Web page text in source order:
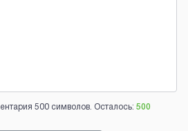
500 символов. Осталось: 500